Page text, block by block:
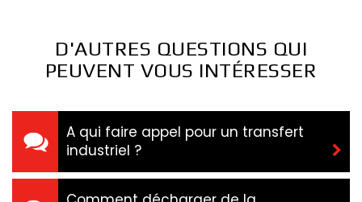
D'AUTRES QUESTIONS QUI
PEUVENT VOUS INTÉRESSER
A qui faire appel pour un transfert
industriel ?